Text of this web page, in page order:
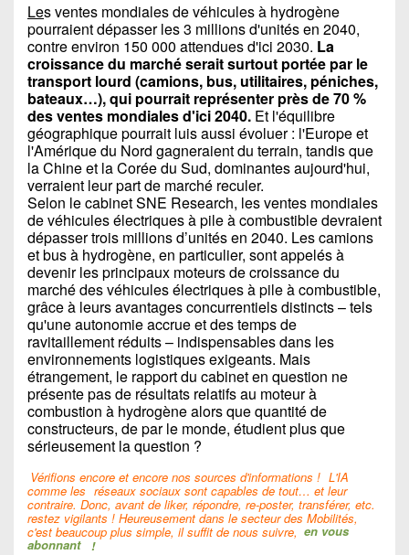
Les ventes mondiales de véhicules à hydrogène
pourraient dépasser les 3 millions d'unités en 2040,
contre environ 150 000 attendues d'ici 2030. La
croissance du marché serait surtout portée par le
transport lourd (camions, bus, utilitaires, péniches,
bateaux…), qui pourrait représenter près de 70 %
des ventes mondiales d'ici 2040. Et l'équilibre
géographique pourrait luis aussi évoluer : l'Europe et
l'Amérique du Nord gagneraient du terrain, tandis que
la Chine et la Corée du Sud, dominantes aujourd'hui,
verraient leur part de marché reculer.
Selon le cabinet SNE Research, les ventes mondiales
de véhicules électriques à pile à combustible devraient
dépasser trois millions d’unités en 2040. Les camions
et bus à hydrogène, en particulier, sont appelés à
devenir les principaux moteurs de croissance du
marché des véhicules électriques à pile à combustible,
grâce à leurs avantages concurrentiels distincts – tels
qu'une autonomie accrue et des temps de
ravitaillement réduits – indispensables dans les
environnements logistiques exigeants. Mais
étrangement, le rapport du cabinet en question ne
présente pas de résultats relatifs au moteur à
combustion à hydrogène alors que quantité de
constructeurs, de par le monde, étudient plus que
sérieusement la question ?
Vérifions encore et encore nos sources d'informations ! L'IA
comme les réseaux sociaux sont capables de tout… et leur
contraire. Donc, avant de liker, répondre, re-poster, transférer, etc.
restez vigilants ! Heureusement dans le secteur des Mobilités,
c'est beaucoup plus simple, il suffit de nous suivre, en vous
abonnant !